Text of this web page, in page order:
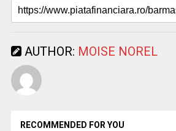
AUTHOR: MOISE NOREL
RECOMMENDED FOR YOU